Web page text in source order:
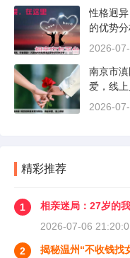
性格迥
的优势
2026-
南京市
爱，线
2026-
精彩推荐
1
相亲迷局：27岁的
2026-07-06
2
揭秘温州“不收钱找